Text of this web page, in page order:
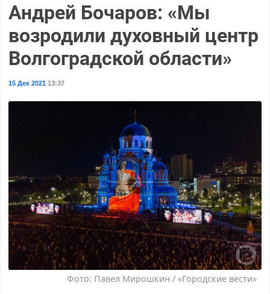
Андрей Бочаров: «Мы
возродили духовный центр
Волгоградской области»
15 Дек 202113:37
Фото: Павел Мирошкин / «Городские вести»